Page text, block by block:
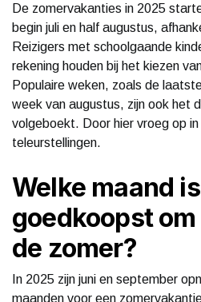
De zomervakanties in 2025
begin juli en half augustus,
Reizigers met schoolgaande
rekening houden bij het kiezen
Populaire weken, zoals de
week van augustus, zijn ook het
volgeboekt. Door hier vroeg op
teleurstellingen.
Welke maand
goedkoopst
de zomer?
In 2025 zijn juni en september
maanden voor een